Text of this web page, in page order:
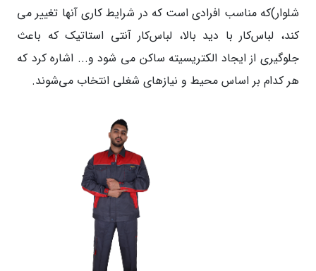
شلوار)که مناسب افرادی است که در شرایط کاری آنها تغییر می
کند، لباس‌کار با دید بالا، لباس‌کار آنتی استاتیک که باعث
جلوگیری از ایجاد الکتریسیته ساکن می شود و... اشاره کرد که
هر کدام بر اساس محیط و نیاز‌های شغلی انتخاب می‌شوند.